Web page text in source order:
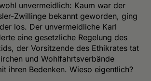
unvermeidlich: Kaum war der
Zwillinge bekannt geworden, ging
los. Der unvermeidliche Karl
eine gesetzliche Regelung des
der Vorsitzende des Ethikrates tat
und Wohlfahrtsverbände
ihren Bedenken. Wieso eigentlich?